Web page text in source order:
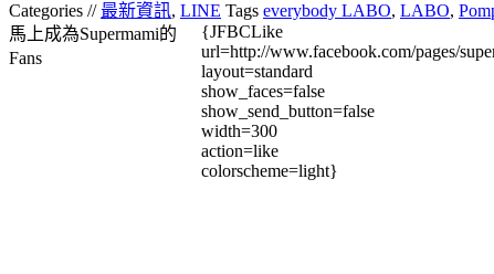
Categories // 最新資訊, LINE Tags everybody LABO, LABO,
馬上成為Supermami的
Fans
{JFBCLike
url=http://www.facebook.com/pages/
layout=standard
show_faces=false
show_send_button=false
width=300
action=like
colorscheme=light}